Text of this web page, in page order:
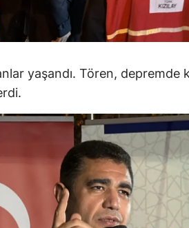
Trabzon
Tunceli
Şanlıurfa
Van
Yozgat
Zonguldak
Aksaray
yaşandı. Tören, depremde